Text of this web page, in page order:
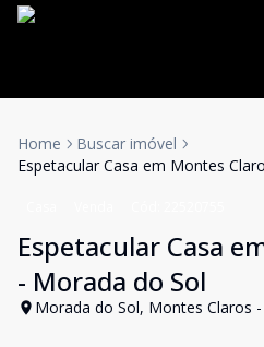
Home
Buscar imóvel
Espetacular Casa em Montes
Espetacular Casa
- Morada do Sol
Morada do Sol, Montes Claros -